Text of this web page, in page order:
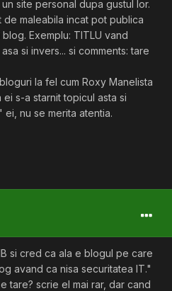
site personal dupa gustul lor.
maleabila incat pot publica
Exemplu: TITLU vand
si invers... si comments: tare
la fel cum Roxy Manelista
s-a starnit topicul asta si
nu se merita atentia.
si cred ca ala e blogul pe care
avand ca nisa securitatea IT."
tare? scrie el mai rar, dar cand